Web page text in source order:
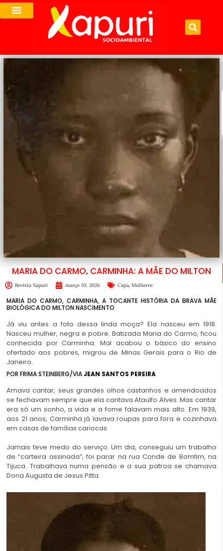
MARIA DO CARMO, CARMINHA: A MÃE DO MILTON
Revista Xapuri março 10, 2026 Capa, Mulheres
MARIA DO CARMO, CARMINHA, A TOCANTE HISTÓRIA DA BRAVA MÃE
BIOLÓGICA DO MILTON NASCIMENTO
Já viu antes a foto dessa linda moça? Ela nasceu em 1918.
Nasceu mulher, negra e pobre. Batizada Maria do Carmo, ficou
conhecida por Carminha. Mal acabou o básico do ensino
ofertado aos pobres, migrou de Minas Gerais para o Rio de
Janeiro.
POR FRIMA STEINBERG/VIAJEAN SANTOS PEREIRA
Amava cantar, seus grandes olhos castanhos e amendoados
se fechavam sempre que ela cantava Ataulfo Alves. Mas cantar
era só um sonho, a vida e a fome falavam mais alto. Em 1939,
aos 21 anos, Carminha já lavava roupas para fora e cozinhava
em casas de famílias cariocas.
Jamais teve medo do serviço. Um dia, conseguiu um trabalho
de “carteira assinada”, foi parar na rua Conde de Bomfim, na
Tijuca. Trabalhava numa pensão e a sua patroa se chamava
Dona Augusta de Jesus Pitta.